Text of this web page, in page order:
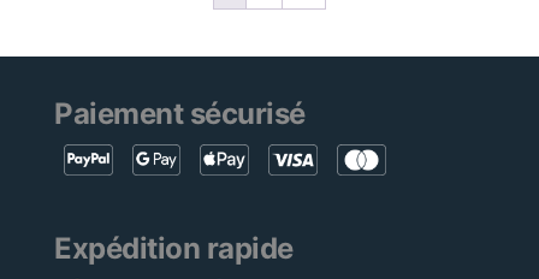
Paiement sécurisé
Expédition rapide